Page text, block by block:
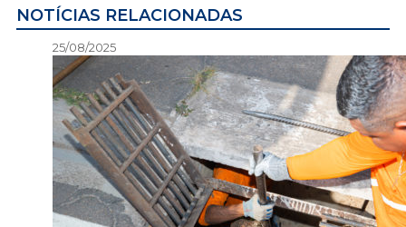
NOTÍCIAS RELACIONADAS
25/08/2025